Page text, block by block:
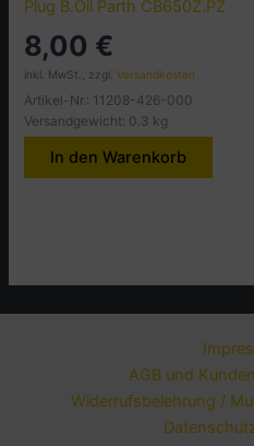
Plug B.Oil Parth CB650Z.PZ
8,00 €
inkl. MwSt., zzgl.Versandkosten
Artikel-Nr.: 11208-426-000
Versandgewicht: 0.3 kg
In den Warenkorb
AGB und
Widerrufsbelehrung /